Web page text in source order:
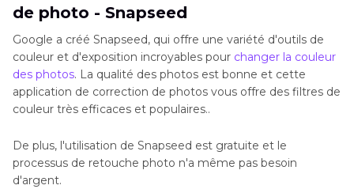
de photo - Snapseed
Google a créé Snapseed, qui offre une variété d'outils de
couleur et d'exposition incroyables pour changer la couleur
des photos. La qualité des photos est bonne et cette
application de correction de photos vous offre des filtres de
couleur très efficaces et populaires..
De plus, l'utilisation de Snapseed est gratuite et le
processus de retouche photo n'a même pas besoin
d'argent.